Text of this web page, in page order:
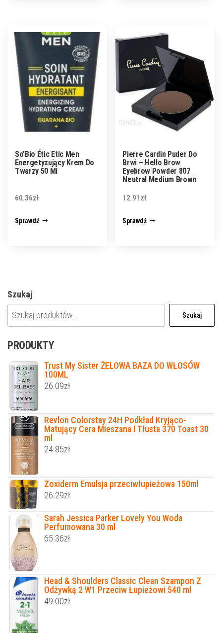
So’Bio Étic Etic Men
Energetyzujący Krem Do
Twarzy 50 Ml
60.36zł
Sprawdź
Pierre Cardin Puder Do
Brwi – Hello Brow
Eyebrow Powder 807
Neutral Medium Brown
12.91 zł
Sprawdź
Szukaj
Szukaj
PRODUKTY
Trust My Sister ŻELOWA BAZA DO WŁOSÓW
100ML
26.09zł
Revlon Colorstay 24H Podkład Kryjąco-
Matujący Cera Mieszana I Tłusta 370 Toast 30
ml
24.85zł
Zoxiderm Emulsja przeciwłupieżowa 150ml
26.29zł
Sarah Jessica Parker Lovely You Woda
Perfumowana 30 ml
65.36zł
Head & Shoulders Classic Clean Szampon Z
Odżywką 2 W1 Przeciw Łupieżowi 540 ml
49.00zł